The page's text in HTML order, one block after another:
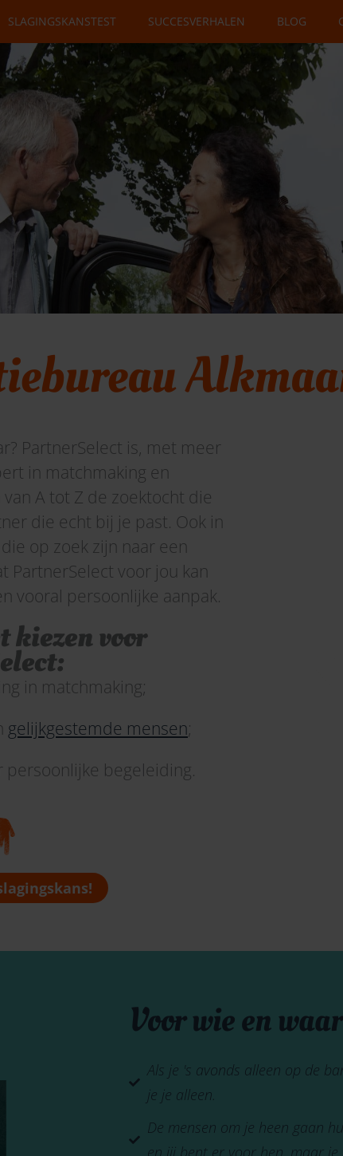
SLAGINGSKANSTEST SUCCESVERHALEN BLOG
PartnerSelect is, met meer
in matchmaking en
van A tot Z de zoektocht die
die echt bij je past. Ook in
op zoek zijn naar een
PartnerSelect voor jou kan
vooral persoonlijke aanpak.
kiezen voor
in matchmaking;
gelijkgestemde mensen;
persoonlijke begeleiding.
Voor wie en
Als je 's avonds alleen op de
je je alleen.
De mensen om je heen gaan